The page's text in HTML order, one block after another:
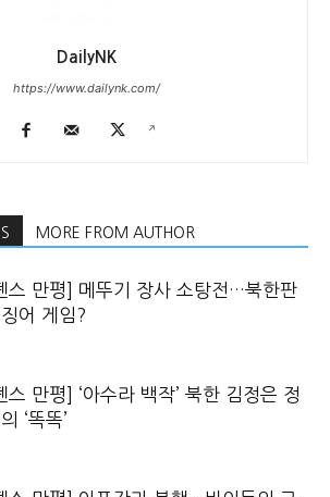
DailyNK
https://www.dailynk.com/
MORE FROM AUTHOR
스 만평] 메뚜기 장사 소탕전…북한판
어 게임?
스 만평] ‘아수라 백작’ 북한 김정은 정
‘똑똑’